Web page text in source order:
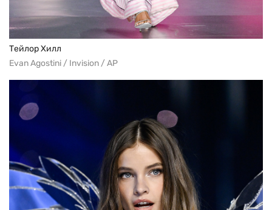
Тейлор Хилл
Evan Agostini / Invision / AP